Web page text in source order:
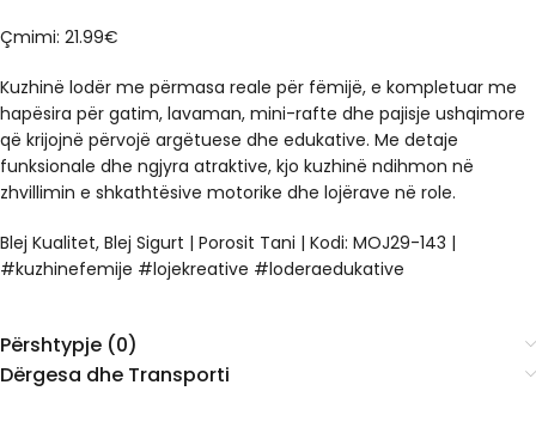
Çmimi: 21.99€
Kuzhinë lodër me përmasa reale për fëmijë, e kompletuar me
hapësira për gatim, lavaman, mini-rafte dhe pajisje ushqimore
që krijojnë përvojë argëtuese dhe edukative. Me detaje
funksionale dhe ngjyra atraktive, kjo kuzhinë ndihmon në
zhvillimin e shkathtësive motorike dhe lojërave në role.
Blej Kualitet, Blej Sigurt | Porosit Tani | Kodi: MOJ29-143 |
#kuzhinefemije #lojekreative #loderaedukative
Përshtypje (0)
Dërgesa dhe Transporti